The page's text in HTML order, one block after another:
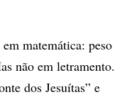
matemática: peso
não em letramento.
dos Jesuítas” e